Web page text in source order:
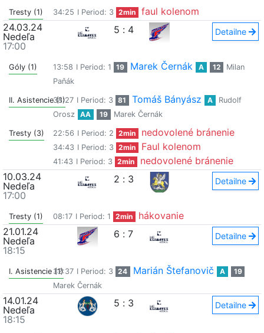
Tresty (1) 34:25 I Period: 3 2min
faul kolenom
24.03.24
Nedeľa
17:00
5 : 4 Detailne
Góly (1) 13:58 I Period: 1 19 Marek Černák A 12
Milan
Paňák
II. Asistencie (1)
38:27 I Period: 3 81 Tomáš Bányász A
Rudolf
Orosz
AA 19 Marek Černák
Tresty (3) 22:56 I Period: 2 2min nedovolené bránenie
34:43 I Period: 3 2min Faul kolenom
41:43 I Period: 3 2min
nedovolené bránenie
10.03.24
Nedeľa
17:00
2 : 3 Detailne
Tresty (1) 08:17 I Period: 1 2min
hákovanie
21.01.24
Nedeľa
18:15
6 : 7 Detailne
I. Asistencie (1)32:37 I Period: 3 24 Marián Štefanovič A
19
Marek Černák
14.01.24
Nedeľa
18:15
5 : 3 Detailne